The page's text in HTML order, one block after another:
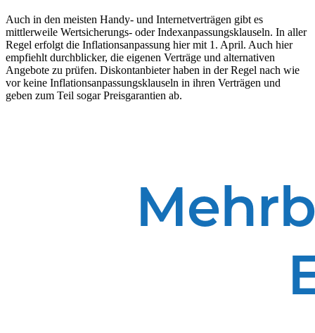
Auch in den meisten Handy- und Internetverträgen gibt es
mittlerweile Wertsicherungs- oder Indexanpassungsklauseln. In aller
Regel erfolgt die Inflationsanpassung hier mit 1. April. Auch hier
empfiehlt durchblicker, die eigenen Verträge und alternativen
Angebote zu prüfen. Diskontanbieter haben in der Regel nach wie
vor keine Inflationsanpassungsklauseln in ihren Verträgen und
geben zum Teil sogar Preisgarantien ab.